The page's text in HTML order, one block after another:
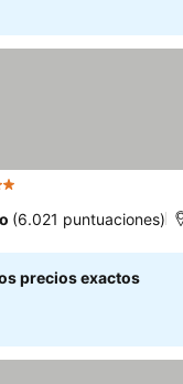
(6.021 puntuaciones)
precios exactos